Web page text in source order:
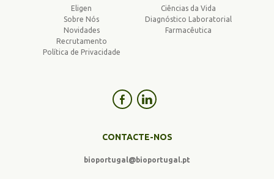
Eligen
Sobre Nós
Novidades
Recrutamento
Política de Privacidade
Ciências da Vida
Diagnóstico Laboratorial
Farmacêutica
CONTACTE-NOS
bioportugal@bioportugal.pt